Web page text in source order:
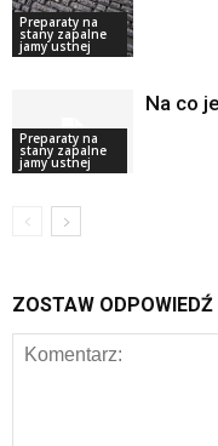
Preparaty na
stany zapalne
jamy ustnej
Preparaty na
stany zapalne
jamy ustnej
Na co
ZOSTAW ODPOWIEDŹ